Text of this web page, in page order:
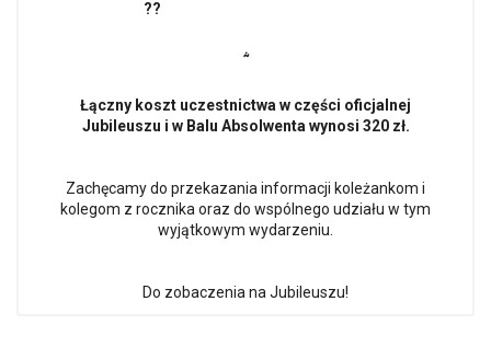
⸞
Łączny koszt uczestnictwa w części oficjalnej
Jubileuszu i w Balu Absolwenta wynosi 320 zł.
Zachęcamy do przekazania informacji koleżankom i
kolegom z rocznika oraz do wspólnego udziału w tym
wyjątkowym wydarzeniu.
Do zobaczenia na Jubileuszu!